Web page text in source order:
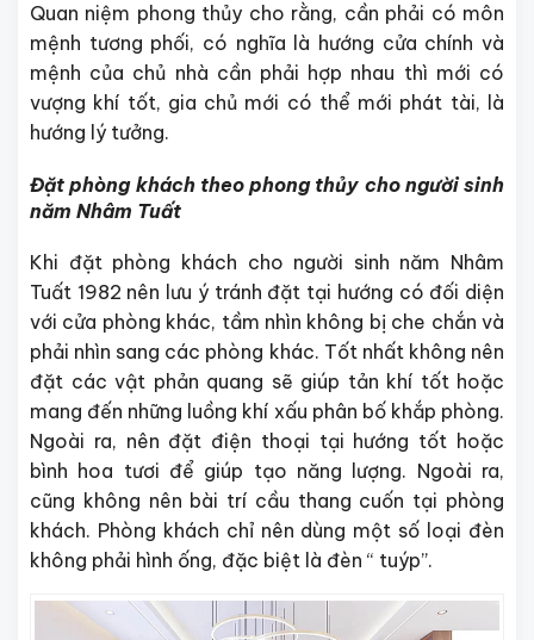
Quan niệm phong thủy cho rằng, cần phải có môn
mệnh tương phối, có nghĩa là hướng cửa chính và
mệnh của chủ nhà cần phải hợp nhau thì mới có
vượng khí tốt, gia chủ mới có thể mới phát tài, là
hướng lý tưởng.
Đặt phòng khách theo phong thủy cho người sinh
năm Nhâm Tuất
Khi đặt phòng khách cho người sinh năm Nhâm
Tuất 1982 nên lưu ý tránh đặt tại hướng có đối diện
với cửa phòng khác, tầm nhìn không bị che chắn và
phải nhìn sang các phòng khác. Tốt nhất không nên
đặt các vật phản quang sẽ giúp tản khí tốt hoặc
mang đến những luồng khí xấu phân bố khắp phòng.
Ngoài ra, nên đặt điện thoại tại hướng tốt hoặc
bình hoa tươi để giúp tạo năng lượng. Ngoài ra,
cũng không nên bài trí cầu thang cuốn tại phòng
khách. Phòng khách chỉ nên dùng một số loại đèn
không phải hình ống, đặc biệt là đèn “ tuýp”.